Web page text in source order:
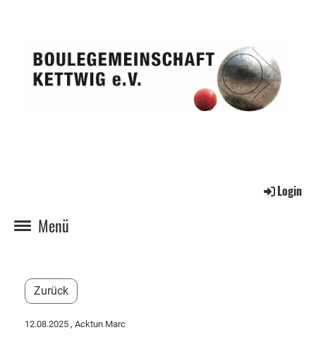
Login
Menü
Zurück
12.08.2025 , Acktun Marc